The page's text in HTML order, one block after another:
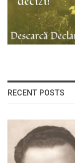
RECENT POSTS